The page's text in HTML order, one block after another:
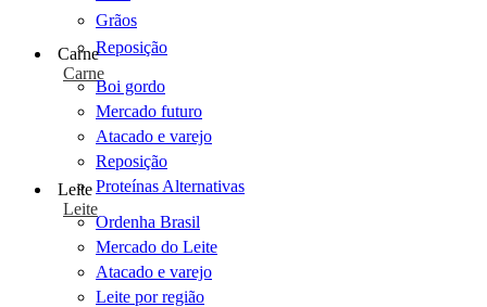
Grãos
Reposição
Carne
Carne
Boi gordo
Mercado futuro
Atacado e varejo
Reposição
Proteínas Alternativas
Leite
Leite
Ordenha Brasil
Mercado do Leite
Atacado e varejo
Leite por região